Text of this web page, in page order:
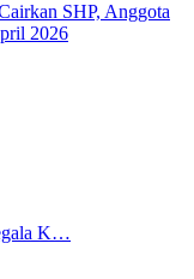
SHP, Anggota
2026
K…